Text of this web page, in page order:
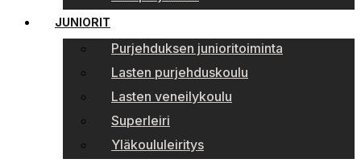
JUNIORIT
Purjehduksen junioritoiminta
Lasten purjehduskoulu
Lasten veneilykoulu
Superleiri
Yläkoululeiritys